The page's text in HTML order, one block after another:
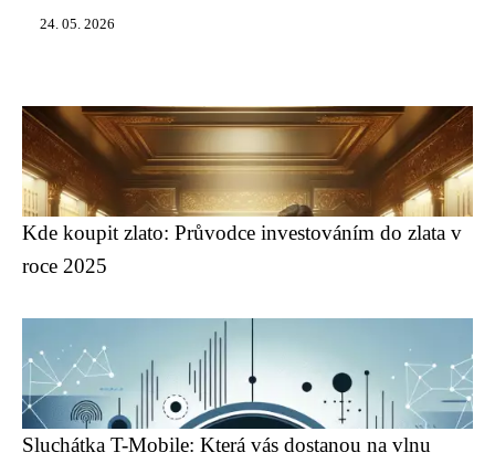
24. 05. 2026
Kde koupit zlato: Průvodce investováním do zlata v
roce 2025
Sluchátka T-Mobile: Která vás dostanou na vlnu